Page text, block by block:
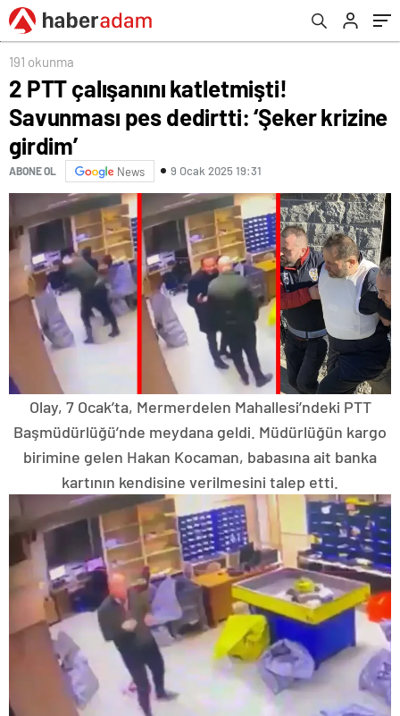
191 okunma
2 PTT çalışanını katletmişti!
Savunması pes dedirtti: ‘Şeker krizine
girdim’
ABONE OL News 9 Ocak 2025 19:31
Olay, 7 Ocak’ta, Mermerdelen Mahallesi’ndeki PTT
Başmüdürlüğü’nde meydana geldi. Müdürlüğün kargo
birimine gelen Hakan Kocaman, babasına ait banka
kartının kendisine verilmesini talep etti.